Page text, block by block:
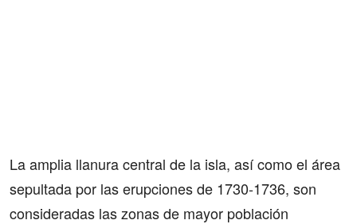
La amplia llanura central de la isla, así como el área
sepultada por las erupciones de 1730-1736, son
consideradas las zonas de mayor población